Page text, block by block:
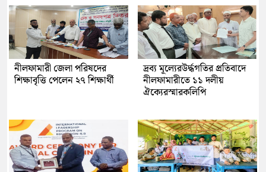
নীলফামারী জেলা পরিষদের
শিক্ষাবৃত্তি পেলেন ২৭ শিক্ষার্থী
দ্রব্য মূল্যেরউর্দ্ধগতির প্রতিবাদে
নীলফামারীতে ১১ দলীয়
ঐক্যেরস্মারকলিপি